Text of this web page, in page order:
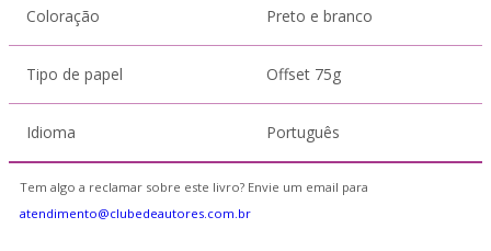
Coloração Preto e branco
Tipo de papel Offset 75g
Idioma Português
Tem algo a reclamar sobre este livro? Envie um email para
atendimento@clubedeautores.com.br